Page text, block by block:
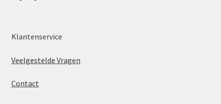
Klantenservice
Veelgestelde Vragen
Contact